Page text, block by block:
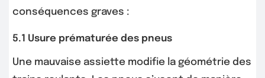
conséquences graves :
5.1 Usure prématurée des pneus
Une mauvaise assiette modifie la géométrie des